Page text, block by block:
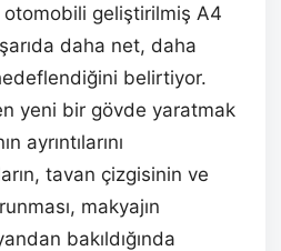
otomobili geliştirilmiş A4
daha net, daha
belirtiyor.
yeni bir gövde yaratmak
ayrıntılarını
tavan çizgisinin ve
makyajın
bakıldığında